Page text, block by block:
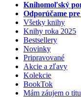
Knihomoľský
Odporúčame pre
Všetky knihy
Knihy roka 2025
Bestsellery
Novinky
Pripravované
Akcie a zľavy
Kolekcie
BookTok
Mám záujem o